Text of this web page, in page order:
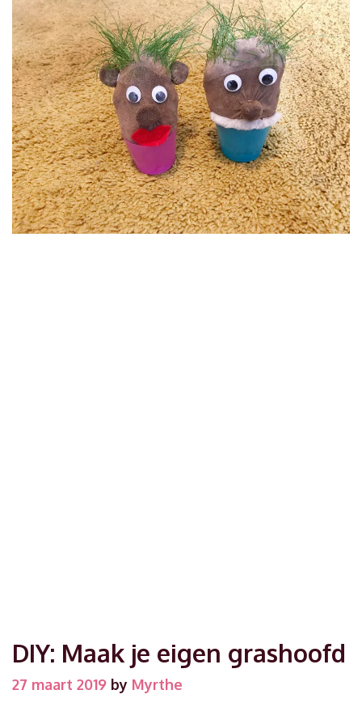
DIY: Maak je eigen grashoofd
27 maart 2019 by Myrthe